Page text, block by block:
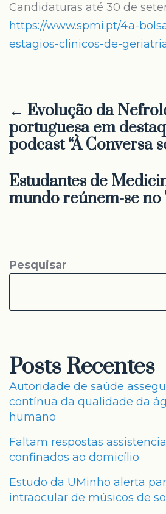
Candidaturas até 30 de
https://www.spmi.pt/4a-
estagios-clinicos-de-
← Evolução da
portuguesa em
podcast “À Conversa
Estudantes de
mundo reúnem-se
Pesquisar
Posts Recentes
Autoridade de saúde
contínua da qualidade da
humano
Faltam respostas
confinados ao domicílio
Estudo da UMinho alerta
intraocular de músicos de